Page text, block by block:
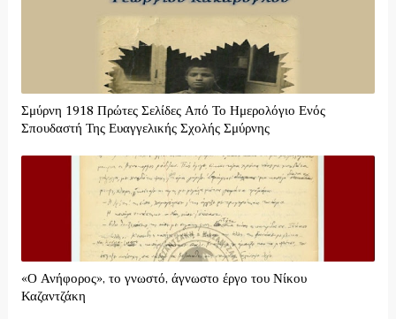
Σμύρνη 1918 Πρώτες Σελίδες Από Το Ημερολόγιο Ενός
Σπουδαστή Της Ευαγγελικής Σχολής Σμύρνης
«Ο Ανήφορος», το γνωστό, άγνωστο έργο του Νίκου
Καζαντζάκη